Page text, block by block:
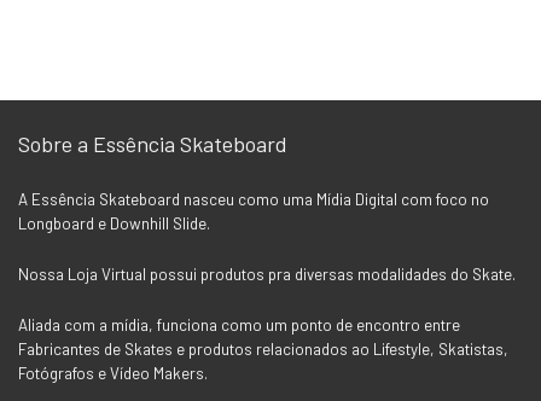
Sobre a Essência Skateboard
A Essência Skateboard nasceu como uma Mídia Digital com foco no
Longboard e Downhill Slide.
Nossa Loja Virtual possui produtos pra diversas modalidades do Skate.
Aliada com a mídia, funciona como um ponto de encontro entre
Fabricantes de Skates e produtos relacionados ao Lifestyle, Skatistas,
Fotógrafos e Vídeo Makers.